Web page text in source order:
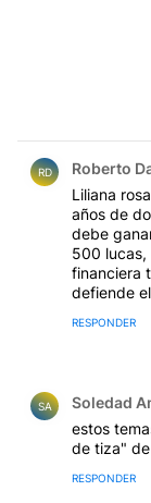
RD Roberto
Liliana
años de
debe
500 lucas,
financiera
defiende
RESPONDER
SA Soledad
estos
de tiza"
RESPONDER